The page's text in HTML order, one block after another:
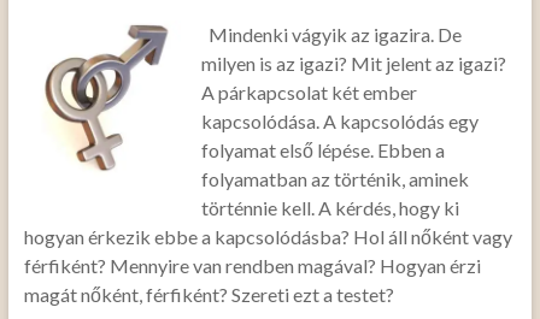
Mindenki vágyik az igazira. De
milyen is az igazi? Mit jelent az igazi?
A párkapcsolat két ember
kapcsolódása. A kapcsolódás egy
folyamat első lépése. Ebben a
folyamatban az történik, aminek
történnie kell. A kérdés, hogy ki
hogyan érkezik ebbe a kapcsolódásba? Hol áll nőként vagy
férfiként? Mennyire van rendben magával? Hogyan érzi
magát nőként, férfiként? Szereti ezt a testet?